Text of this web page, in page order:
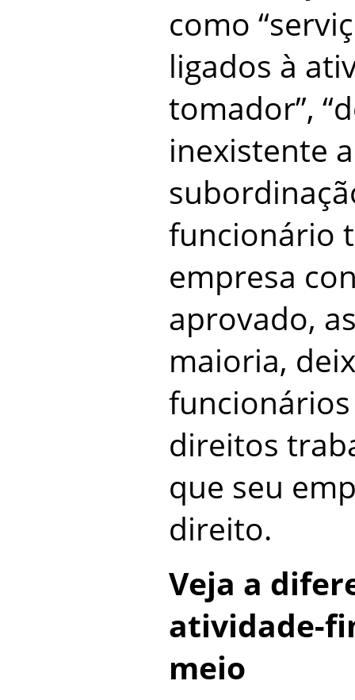
como
ligados à
tomador”,
inexistente
funcionário
empresa
aprovado,
maioria,
direitos
que seu
direito.
Veja a
atividade-
meio